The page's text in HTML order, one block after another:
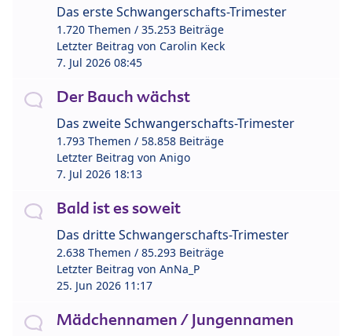
Das erste Schwangerschafts-Trimester
1.720 Themen / 35.253 Beiträge
Letzter Beitrag von Carolin Keck
7. Jul 2026 08:45
Der Bauch wächst
Das zweite Schwangerschafts-Trimester
1.793 Themen / 58.858 Beiträge
Letzter Beitrag von Anigo
7. Jul 2026 18:13
Bald ist es soweit
Das dritte Schwangerschafts-Trimester
2.638 Themen / 85.293 Beiträge
Letzter Beitrag von AnNa_P
25. Jun 2026 11:17
Mädchennamen / Jungennamen